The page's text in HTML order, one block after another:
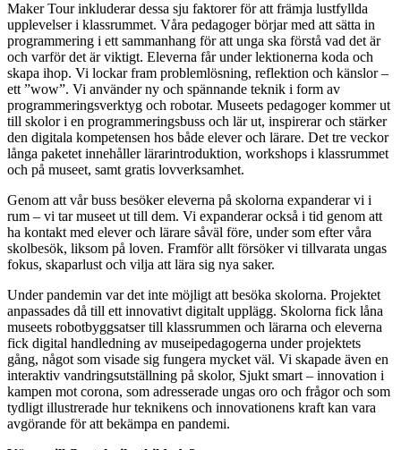
Maker Tour inkluderar dessa sju faktorer för att främja lustfyllda
upplevelser i klassrummet. Våra pedagoger börjar med att sätta in
programmering i ett sammanhang för att unga ska förstå vad det är
och varför det är viktigt. Eleverna får under lektionerna koda och
skapa ihop. Vi lockar fram problemlösning, reflektion och känslor –
ett ”wow”. Vi använder ny och spännande teknik i form av
programmeringsverktyg och robotar. Museets pedagoger kommer ut
till skolor i en programmeringsbuss och lär ut, inspirerar och stärker
den digitala kompetensen hos både elever och lärare. Det tre veckor
långa paketet innehåller lärarintroduktion, workshops i klassrummet
och på museet, samt gratis lovverksamhet.
Genom att vår buss besöker eleverna på skolorna expanderar vi i
rum – vi tar museet ut till dem. Vi expanderar också i tid genom att
ha kontakt med elever och lärare såväl före, under som efter våra
skolbesök, liksom på loven. Framför allt försöker vi tillvarata ungas
fokus, skaparlust och vilja att lära sig nya saker.
Under pandemin var det inte möjligt att besöka skolorna. Projektet
anpassades då till ett innovativt digitalt upplägg. Skolorna fick låna
museets robotbyggsatser till klassrummen och lärarna och eleverna
fick digital handledning av museipedagogerna under projektets
gång, något som visade sig fungera mycket väl. Vi skapade även en
interaktiv vandringsutställning på skolor, Sjukt smart – innovation i
kampen mot corona, som adresserade ungas oro och frågor och som
tydligt illustrerade hur teknikens och innovationens kraft kan vara
avgörande för att bekämpa en pandemi.